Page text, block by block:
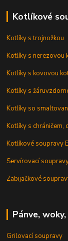
Kotlíkové
Kotlíky s trojnožkou
Kotlíky s nerezovou
Kotlíky s kovovou
Kotlíky s
Kotlíky so
Kotlíky s chráničem,
Kotlíkové soupravy
Servírovací
Zabijačkové
Pánve,
Grilovací soupravy